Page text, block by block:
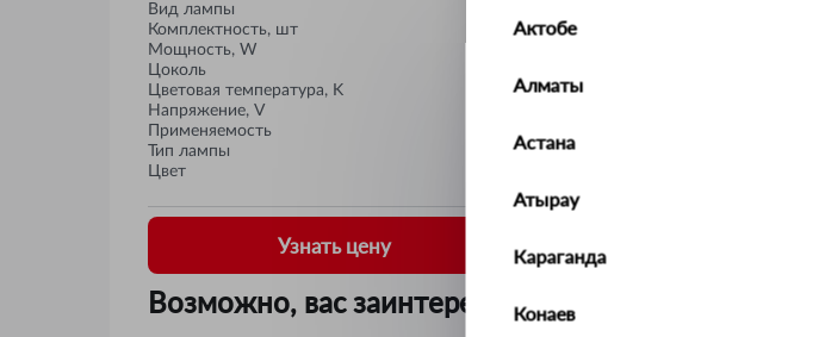
Актобе
Алматы
Астана
Атырау
Караганда
Конаев
Вид лампы
Комплектность, шт
Мощность, W
Цоколь
Цветовая температура, K
Напряжение, V
Применяемость
Тип лампы
Цвет
Узнать цену
Возможно, вас заинтересует